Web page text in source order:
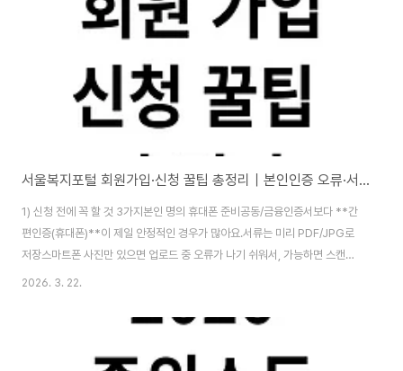
서울복지포털 회원가입·신청 꿀팁 총정리｜본인인증 오류·서류 업로드·접수확인까지
1) 신청 전에 꼭 할 것 3가지본인 명의 휴대폰 준비공동/금융인증서보다 **간
편인증(휴대폰)**이 제일 안정적인 경우가 많아요.서류는 미리 PDF/JPG로
저장스마트폰 사진만 있으면 업로드 중 오류가 나기 쉬워서, 가능하면 스캔앱
(자동 보정) → PDF로 준비.주소/가구정보 기준일 확인대부분 사업이 “신청일
포털 회원가입 “막히는 구간” 해결✅ 회원가입이 안 될 때 제일 흔한 원인본인
실수✅ 해결 꿀팁(추천 순서)PC: 크롬(Chrome)로 접속 → 팝업 허용모바일:
2026. 3. 22.